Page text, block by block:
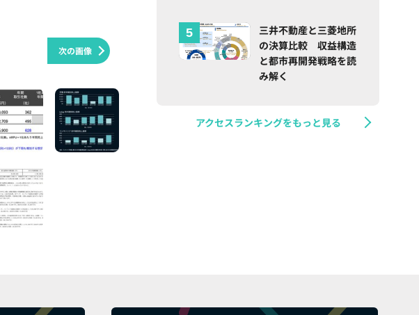
次の画像
三井不動産と三菱地所
の決算比較 収益構造
と都市再開発戦略を読
み解く
アクセスランキングをもっと見る